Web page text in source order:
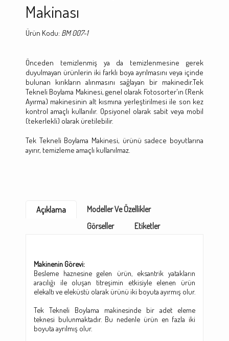
Makinası
Ürün Kodu: BM 007-1
Önceden temizlenmiş ya da temizlenmesine gerek
duyulmayan ürünlerin iki farklı boya ayrılmasını veya içinde
bulunan kırıkların alınmasını sağlayan bir makinedir.Tek
Tekneli Boylama Makinesi, genel olarak Fotosorter'ın (Renk
Ayırma) makinesinin alt kısmına yerleştirilmesi ile son kez
kontrol amaçlı kullanılır. Opsiyonel olarak sabit veya mobil
(tekerlekli) olarak üretilebilir.
Tek Tekneli Boylama Makinesi, ürünü sadece boyutlarına
ayırır, temizleme amaçlı kullanılmaz.
Açıklama
Modeller Ve Özellikler
Görseller
Etiketler
Makinenin Görevi:
Besleme haznesine gelen ürün, eksantrik yatakların
aracılığı ile oluşan titreşimin etkisiyle elenen ürün
elekaltı ve eleküstü olarak ürünü iki boyuta ayırmış olur.
Tek Tekneli Boylama makinesinde bir adet eleme
teknesi bulunmaktadır. Bu nedenle ürün en fazla iki
boyuta ayrılmış olur.